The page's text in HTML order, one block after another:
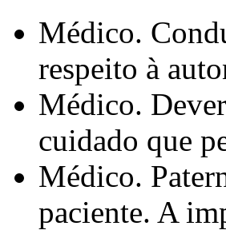
Médico.
respeito à
Médico.
cuidado que
Médico.
paciente. A